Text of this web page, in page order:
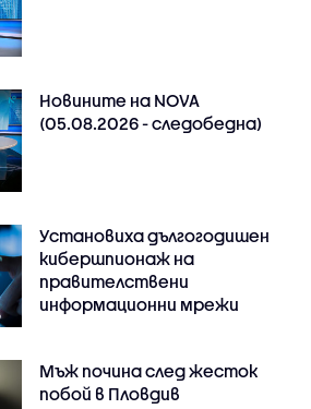
Новините на NOVA
(05.08.2026 - следобедна)
Установиха дългогодишен
кибершпионаж на
правителствени
информационни мрежи
Мъж почина след жесток
побой в Пловдив